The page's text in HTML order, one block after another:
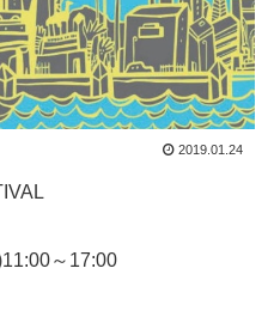
2019.01.24
～17:00